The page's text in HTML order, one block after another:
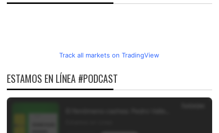
Track all markets on TradingView
ESTAMOS EN LÍNEA #PODCAST